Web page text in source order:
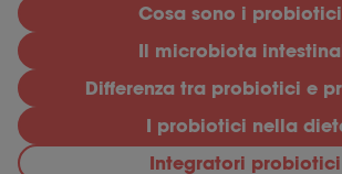
Cosa sono i
Il microbiota
Differenza tra probiotici e
I probiotici nella
Integratori probiotici